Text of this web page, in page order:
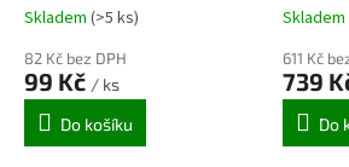
Skladem (>5 ks)
82 Kč bez DPH
99 Kč / ks
Do košíku
Skladem
611 Kč
739
Do